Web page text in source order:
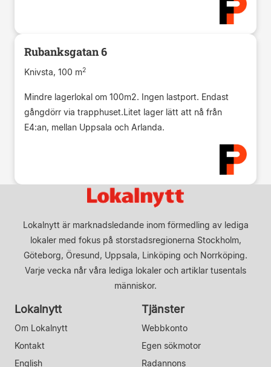
Rubanksgatan 6
Knivsta, 100 m2
Mindre lagerlokal om 100m2. Ingen lastport. Endast
gångdörr via trapphuset.Litet lager lätt att nå från
E4:an, mellan Uppsala och Arlanda.
Lokalnytt är marknadsledande inom förmedling av lediga
lokaler med fokus på storstadsregionerna Stockholm,
Göteborg, Öresund, Uppsala, Linköping och Norrköping.
Varje vecka når våra lediga lokaler och artiklar tusentals
människor.
Lokalnytt
Om Lokalnytt
Kontakt
English
Tjänster
Webbkonto
Egen sökmotor
Radannons